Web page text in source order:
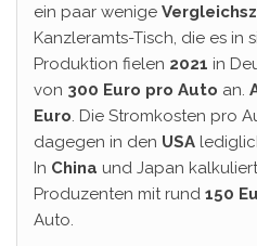
ein paar wenige
Kanzleramts-Tisch, die es in
Produktion fielen 2021 in
von 300 Euro pro Auto an.
Euro. Die Stromkosten pro
dagegen in den USA
In China und Japan
Produzenten mit rund 150
Auto.